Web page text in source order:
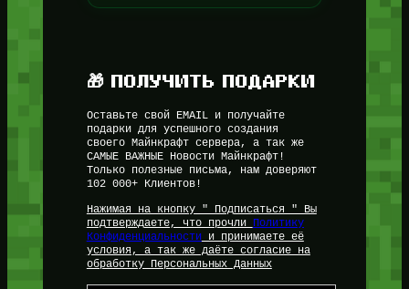
🎁 ПОЛУЧИТЬ ПОДАРКИ
Оставьте свой EMAIL и получайте
подарки для успешного создания
своего Майнкрафт сервера, а так же
САМЫЕ ВАЖНЫЕ Новости Майнкрафт!
Только полезные письма, нам доверяют
102 000+ Клиентов!
Нажимая на кнопку " Подписаться " Вы
подтверждаете, что прочли
Политику
Конфиденциальностии принимаете её
условия, а так же даёте согласие на
обработку Персональных Данных